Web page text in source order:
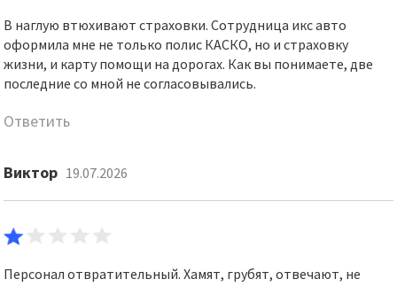
В наглую втюхивают страховки. Сотрудница икс авто
оформила мне не только полис КАСКО, но и страховку
жизни, и карту помощи на дорогах. Как вы понимаете, две
последние со мной не согласовывались.
Ответить
Виктор 19.07.2026
Персонал отвратительный. Хамят, грубят, отвечают, не